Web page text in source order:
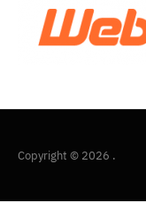
Copyright © 2026 .